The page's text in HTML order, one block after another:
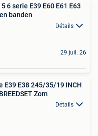
6 serie E39 E60 E61 E63
banden
Détails
29 juil. 26
E39 E38 245/35/19 INCH
Zom
Détails